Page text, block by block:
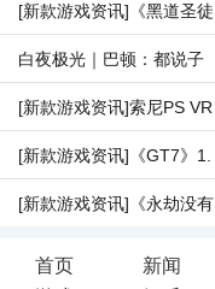
[新款游戏资讯]《黑道圣徒
白夜极光｜巴顿：都说子
[新款游戏资讯]索尼PS VR
[新款游戏资讯]《GT7》1.
[新款游戏资讯]《永劫没有
首页 新闻